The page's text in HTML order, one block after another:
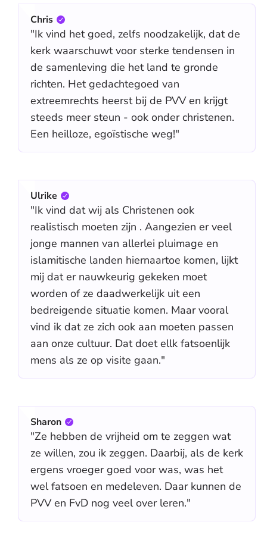
Chris
"Ik vind het goed, zelfs noodzakelijk, dat de
kerk waarschuwt voor sterke tendensen in
de samenleving die het land te gronde
richten. Het gedachtegoed van
extreemrechts heerst bij de PVV en krijgt
steeds meer steun - ook onder christenen.
Een heilloze, egoïstische weg!"
Ulrike
"Ik vind dat wij als Christenen ook
realistisch moeten zijn . Aangezien er veel
jonge mannen van allerlei pluimage en
islamitische landen hiernaartoe komen, lijkt
mij dat er nauwkeurig gekeken moet
worden of ze daadwerkelijk uit een
bedreigende situatie komen. Maar vooral
vind ik dat ze zich ook aan moeten passen
aan onze cultuur. Dat doet ellk fatsoenlijk
mens als ze op visite gaan."
Sharon
"Ze hebben de vrijheid om te zeggen wat
ze willen, zou ik zeggen. Daarbij, als de kerk
ergens vroeger goed voor was, was het
wel fatsoen en medeleven. Daar kunnen de
PVV en FvD nog veel over leren."